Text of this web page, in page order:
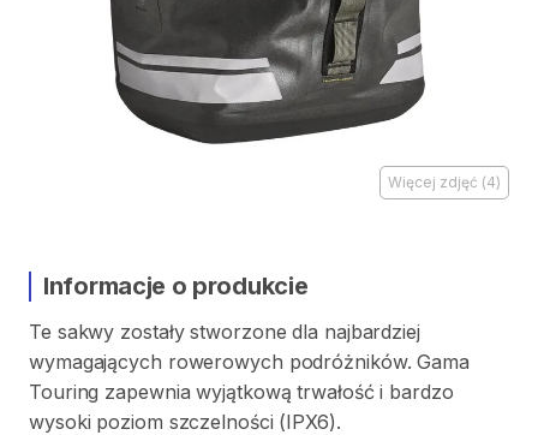
Więcej zdjęć (4)
Informacje o produkcie
Te sakwy zostały stworzone dla najbardziej
wymagających rowerowych podróżników. Gama
Touring zapewnia wyjątkową trwałość i bardzo
wysoki poziom szczelności (IPX6).